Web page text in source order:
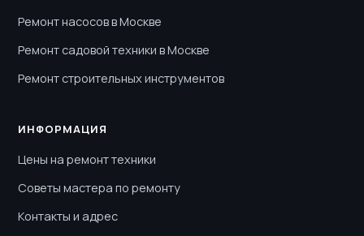
Ремонт насосов в Москве
Ремонт садовой техники в Москве
Ремонт строительных инструментов
ИНФОРМАЦИЯ
Цены на ремонт техники
Советы мастера по ремонту
Контакты и адрес